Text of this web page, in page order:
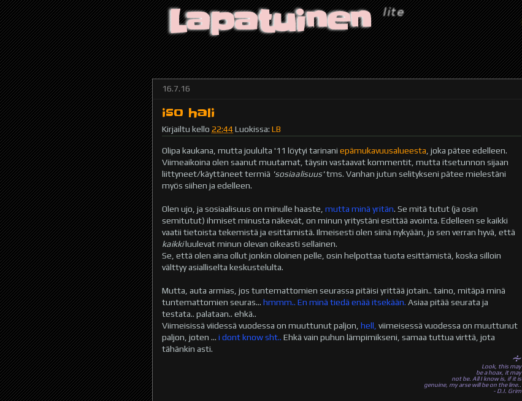
Lapatuinen
16.7.16
iso hali
Kirjailtu kello 22:44 Luokissa: LB
Olipa kaukana, mutta joululta '11 löytyi tarinani epämukavuusalueesta , joka pätee edelleen.
Viimeaikoina olen saanut muutamat, täysin vastaavat kommentit, mutta itsetunnon sijaan
liittyneet/käyttäneet termiä 'sosiaalisuus'tms. Vanhan jutun selitykseni pätee mielestäni
myös siihen ja edelleen.
Olen ujo, ja sosiaalisuus on minulle haaste, mutta minä yritän. Se mitä tutut (ja osin
semitutut) ihmiset minusta näkevät, on minun yritystäni esittää avointa. Edelleen se kaikki
vaatii tietoista tekemistä ja esittämistä. Ilmeisesti olen siinä nykyään, jo sen verran hyvä, että
kaikkiluulevat minun olevan oikeasti sellainen.
Se, että olen aina ollut jonkin oloinen pelle, osin helpottaa tuota esittämistä, koska silloin
välttyy asialliselta keskustelulta.
Mutta, auta armias, jos tuntemattomien seurassa pitäisi yrittää jotain.. taino, mitäpä minä
tuntemattomien seuras... hmmm.. En minä tiedä enää itsekään. Asiaa pitää seurata ja
testata.. palataan.. ehkä..
Viimeisissä viidessä vuodessa on muuttunut paljon, hell, viimeisessä vuodessa on muuttunut
paljon, joten ... i dont know sht.. Ehkä vain puhun lämpimikseni, samaa tuttua virttä, jota
tähänkin asti.
∻
Look, this may
be a hoax, it may
not be. All I know is, if it is
genuine, my arse will be on the line..
- D.I. Grim